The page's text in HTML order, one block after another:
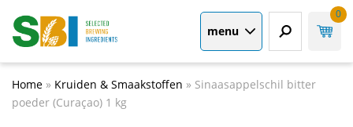
menu
0
Home » Kruiden & Smaakstoffen » Sinaasappelschil bitter
poeder (Curaçao) 1 kg